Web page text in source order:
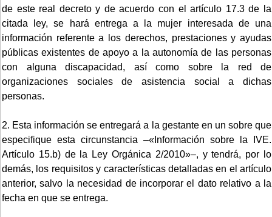
de este real decreto y de acuerdo con el artículo 17.3 de la
citada ley, se hará entrega a la mujer interesada de una
información referente a los derechos, prestaciones y ayudas
públicas existentes de apoyo a la autonomía de las personas
con alguna discapacidad, así como sobre la red de
organizaciones sociales de asistencia social a dichas
personas.
2. Esta información se entregará a la gestante en un sobre que
especifique esta circunstancia –«Información sobre la IVE.
Artículo 15.b) de la Ley Orgánica 2/2010»–, y tendrá, por lo
demás, los requisitos y características detalladas en el artículo
anterior, salvo la necesidad de incorporar el dato relativo a la
fecha en que se entrega.